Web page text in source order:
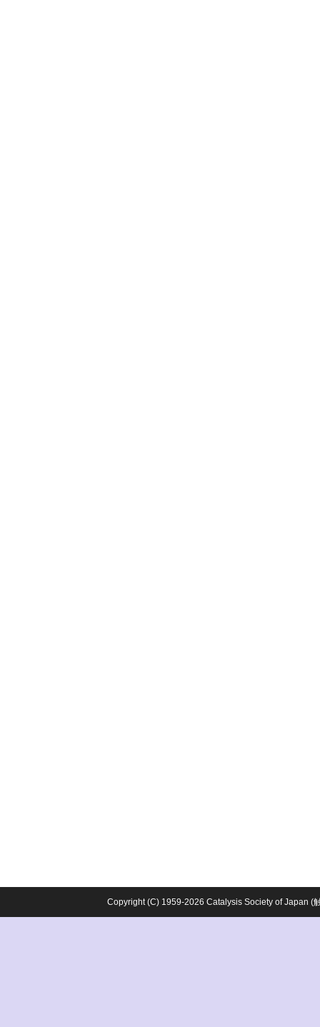
Copyright (C) 1959-2026 Catalysis Society of Japan (